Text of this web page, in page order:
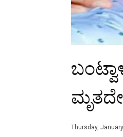
Thursday,